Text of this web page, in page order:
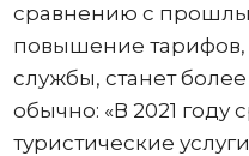
сравнению с
повышение
службы, станет
обычно: «В 2021 году
туристические